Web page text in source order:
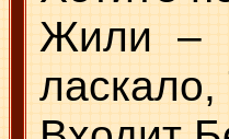
Жили –